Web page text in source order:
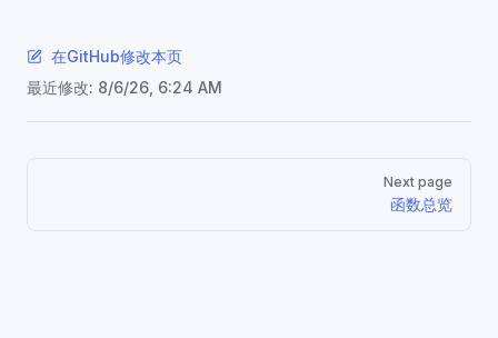
在GitHub修改本页
最近修改: 8/6/26, 6:24 AM
Pager
Next page
函数总览